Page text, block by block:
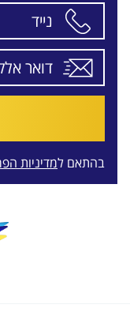
בהתאם למדיניות